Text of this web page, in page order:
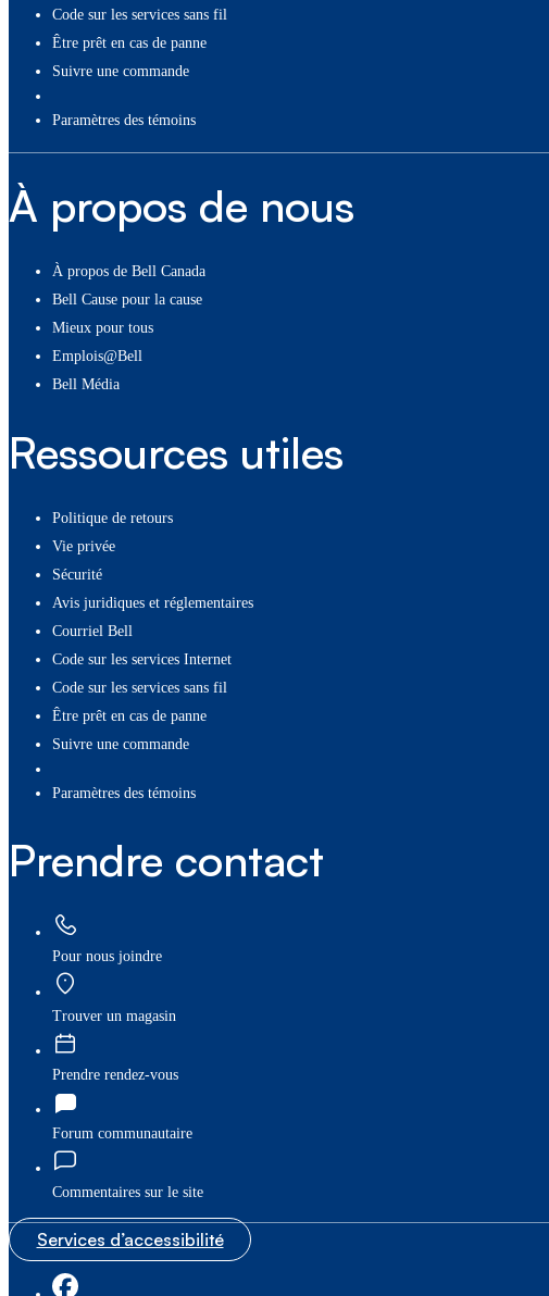
Code sur les services sans fil
Être prêt en cas de panne
Suivre une commande
paramètres des témoins
À propos de nous
À propos de Bell Canada
Bell Cause pour la cause
Mieux pour tous
Emplois@Bell
Bell Média
Ressources utiles
Politique de retours
Vie privée
Sécurité
Avis juridiques et réglementaires
Courriel Bell
Code sur les services Internet
Code sur les services sans fil
Être prêt en cas de panne
Suivre une commande
paramètres des témoins
Prendre contact
Pour nous joindre
Trouver un magasin
Prendre rendez-vous
Forum communautaire
Commentaires sur le site
Services d’accessibilité